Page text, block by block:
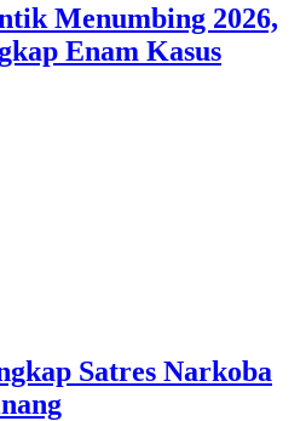
Menumbing 2026,
Enam Kasus
Satres Narkoba